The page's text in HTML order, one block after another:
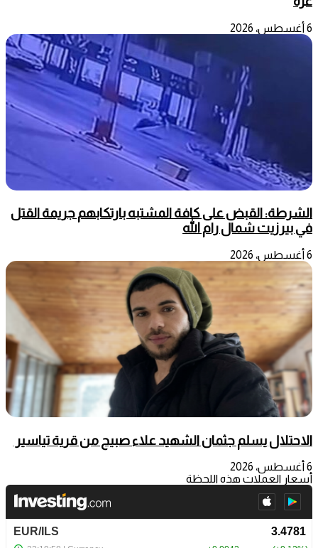
6 أغسطس، 2026
الشرطة: القبض على كافة المشتبه بارتكابهم جريمة القتل
في بيرزيت شمال رام الله
6 أغسطس، 2026
الاحتلال يسلم جثمان الشهيد علاء صبيح من قرية تياسير
6 أغسطس، 2026
أسعار العملات هذه اللحظة